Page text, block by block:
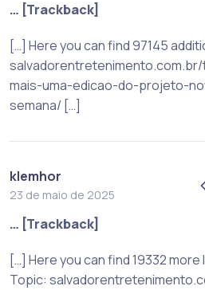
… [Trackback]
[…] Here you can find 97145
mais-uma-edicao-do-projeto-
semana/ […]
klemhor
23 de maio de 2025
… [Trackback]
[…] Here you can find 19332
Topic: